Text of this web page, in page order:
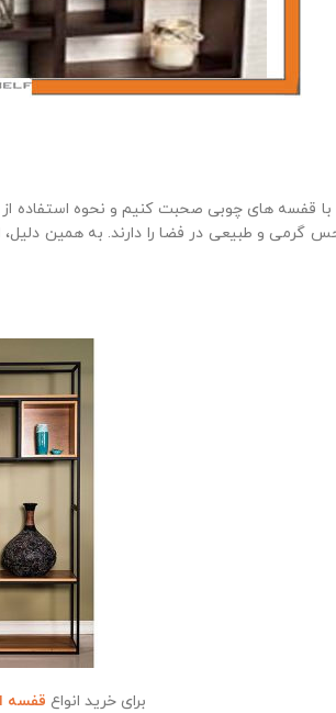
با قفسه های چوبی صحبت کنیم و نحوه
گرمی و طبیعی در فضا را دارند. به همین
برای خرید انواع قفسه